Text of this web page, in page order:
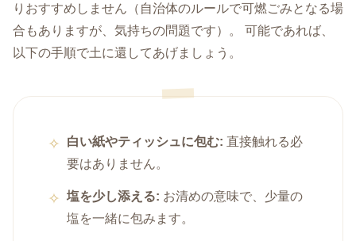
りおすすめしません（自治体のルールで可燃ごみとなる場
合もありますが、気持ちの問題です）。 可能であれば、
以下の手順で土に還してあげましょう。
白い紙やティッシュに包む: 直接触れる必
要はありません。
塩を少し添える: お清めの意味で、少量の
塩を一緒に包みます。